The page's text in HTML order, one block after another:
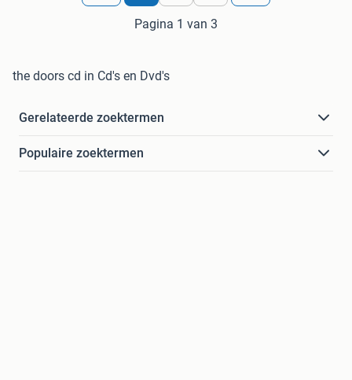
Pagina 1 van 3
the doors cd in Cd's en Dvd's
Gerelateerde zoektermen
Populaire zoektermen